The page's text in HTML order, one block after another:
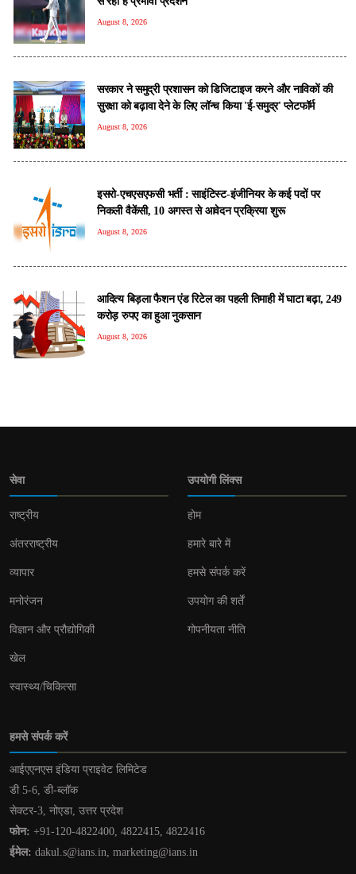
August 8, 2026
सरकार ने समुद्री प्रशासन को डिजिटाइज करने और नाविकों की
सुरक्षा को बढ़ावा देने के लिए लॉन्च किया 'ई-समुद्र' प्लेटफॉर्म
August 8, 2026
इसरो-एचएसएफसी भर्ती : साइंटिस्ट-इंजीनियर के कई पदों पर
निकली वैकेंसी, 10 अगस्त से आवेदन प्रक्रिया शुरू
August 8, 2026
आदित्य बिड़ला फैशन एंड रिटेल का पहली तिमाही में घाटा बढ़ा, 249
करोड़ रुपए का हुआ नुकसान
August 8, 2026
सेवा
राष्ट्रीय
अंतरराष्ट्रीय
व्यापार
मनोरंजन
विज्ञान और प्रौद्योगिकी
खेल
स्वास्थ्य/चिकित्सा
उपयोगी लिंक्स
होम
हमारे बारे में
हमसे संपर्क करें
उपयोग की शर्तें
गोपनीयता नीति
हमसे संपर्क करें
आईएएनएस इंडिया प्राइवेट लिमिटेड
डी 5-6, डी-ब्लॉक
सेक्टर-3, नोएडा, उत्तर प्रदेश
फोन: +91-120-4822400, 4822415, 4822416
ईमेल: dakul.s@ians.in, marketing@ians.in